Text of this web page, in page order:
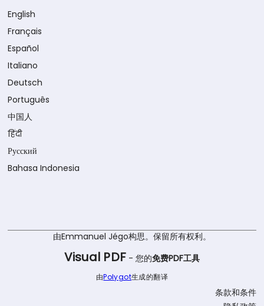
English
Français
Español
Italiano
Deutsch
Português
中国人
हिंदी
Русский
Bahasa Indonesia
由Emmanuel Jégo构思。保留所有权利。
Visual PDF - 您的免费PDF工具
由Polygot生成的翻译
条款和条件